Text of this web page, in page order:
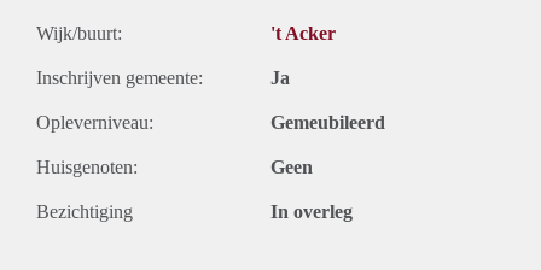
Wijk/buurt: 't Acker
Inschrijven gemeente: Ja
Opleverniveau: Gemeubileerd
Huisgenoten: Geen
Bezichtiging In overleg